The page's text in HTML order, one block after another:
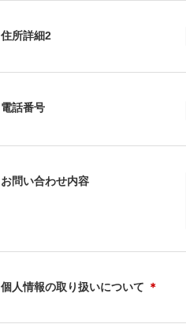
住所詳細2
電話番号
お問い合わせ内容
個人情報の取り扱いについて ＊